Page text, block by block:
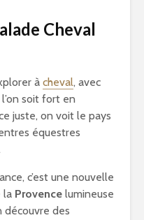
Cheval
à cheval, avec
soit fort en
juste, on voit le pays
équestres
c’est une nouvelle
la Provence lumineuse
découvre des